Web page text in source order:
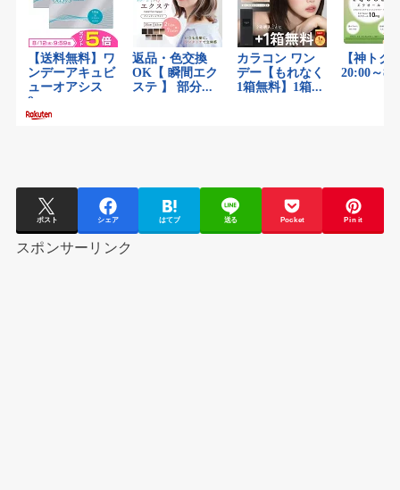
ポスト シェア はてブ 送る Pocket Pin it
スポンサーリンク